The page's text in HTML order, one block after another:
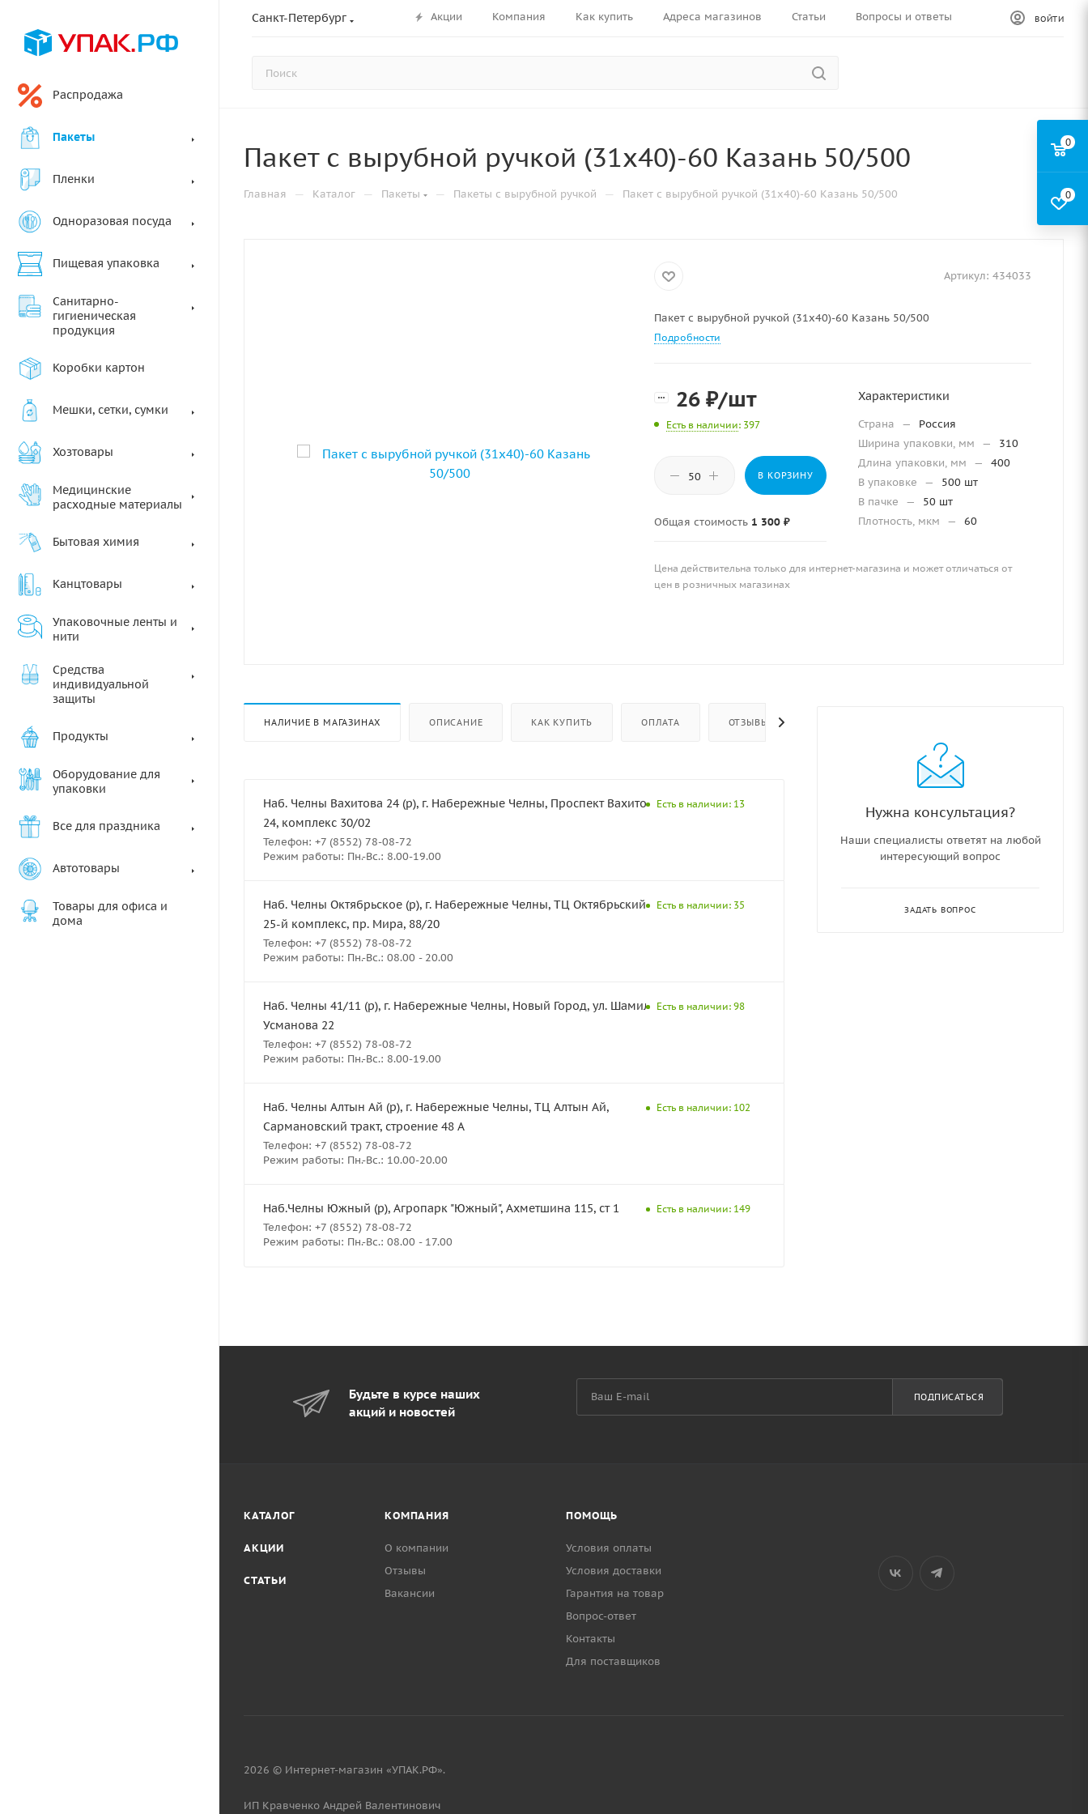
Санкт-Петербург Акции Компания Как купить Адреса магазинов Статьи Вопросы и ответы ВОЙТИ
Распродажа
Пакеты
Пленки
Одноразовая посуда
Пищевая упаковка
Санитарно-
гигиеническая
продукция
Коробки картон
Мешки, сетки, сумки
Хозтовары
Медицинские
расходные материалы
Бытовая химия
Канцтовары
Упаковочные ленты и
нити
Средства
индивидуальной
защиты
Продукты
Оборудование для
упаковки
Все для праздника
Автотовары
Товары для офиса и
дома
Пакет с вырубной ручкой (31х40)-60 Казань 50/500
Главная — Каталог — Пакеты — Пакеты с вырубной ручкой — Пакет с вырубной ручкой (31х40)-60 Казань 50/500
Артикул: 434033
Пакет с вырубной ручкой (31х40)-60 Казань 50/500
Подробности
26₽/шт
Есть в наличии: 397
В КОРЗИНУ
Общая стоимость 1 300 ₽
Характеристики
Страна —
Россия
Ширина упаковки, мм
—
310
Длина упаковки, мм
—
400
В упаковке
—
500 шт
В пачке
—
50 шт
Плотность, мкм
— 60
Цена действительна только для интернет-магазина и может отличаться от
цен в розничных магазинах
НАЛИЧИЕ В МАГАЗИНАХ ОПИСАНИЕ КАК КУПИТЬ ОПЛАТА ОТЗЫВЫ
Наб. Челны Вахитова 24 (р), г. Набережные Челны, Проспект Вахитова
24, комплекс 30/02
Телефон: +7 (8552) 78-08-72
Режим работы: Пн.-Вс.: 8.00-19.00
Есть в наличии: 13
Наб. Челны Октябрьское (р), г. Набережные Челны, ТЦ Октябрьский,
25-й комплекс, пр. Мира, 88/20
Телефон: +7 (8552) 78-08-72
Режим работы: Пн.-Вс.: 08.00 - 20.00
Есть в наличии: 35
Наб. Челны 41/11 (р), г. Набережные Челны, Новый Город, ул. Шамиля
Усманова 22
Телефон: +7 (8552) 78-08-72
Режим работы: Пн.-Вс.: 8.00-19.00
Есть в наличии: 98
Наб. Челны Алтын Ай (р), г. Набережные Челны, ТЦ Алтын Ай,
Сармановский тракт, строение 48 А
Телефон: +7 (8552) 78-08-72
Режим работы: Пн.-Вс.: 10.00-20.00
Есть в наличии: 102
Наб.Челны Южный (р), Агропарк "Южный", Ахметшина 115, ст 1
Телефон: +7 (8552) 78-08-72
Режим работы: Пн.-Вс.: 08.00 - 17.00
Есть в наличии: 149
Нужна консультация?
Наши специалисты ответят на любой
интересующий вопрос
ЗАДАТЬ ВОПРОС
Будьте в курсе наших
акций и новостей
ПОДПИСАТЬСЯ
КАТАЛОГ
АКЦИИ
СТАТЬИ
КОМПАНИЯ
О компании
Отзывы
Вакансии
ПОМОЩЬ
Условия оплаты
Условия доставки
Гарантия на товар
Вопрос-ответ
Контакты
Для поставщиков
2026 © Интернет-магазин «УПАК.РФ».
ИП Кравченко Андрей Валентинович
0
0